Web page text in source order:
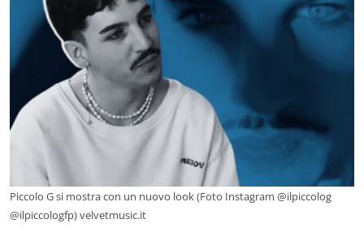
Piccolo G si mostra con un nuovo look (Foto Instagram @ilpiccolog
@ilpiccologfp) velvetmusic.it